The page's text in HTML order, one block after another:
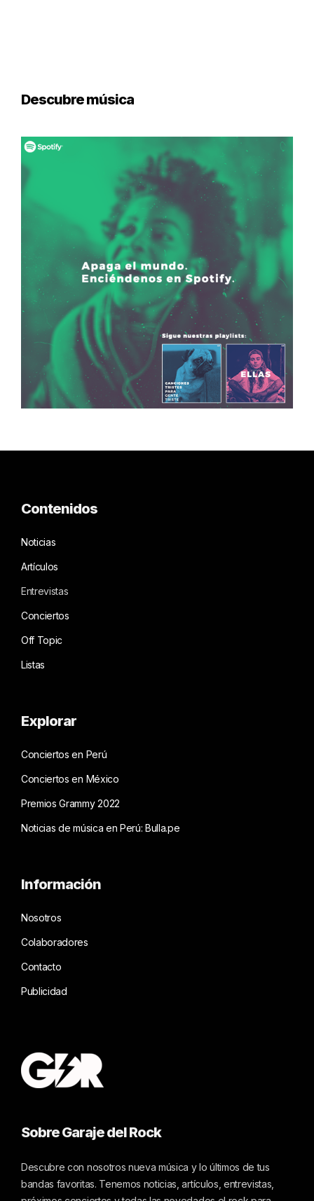
Descubre música
Contenidos
Noticias
Artículos
Entrevistas
Conciertos
Off Topic
Listas
Explorar
Conciertos en Perú
Conciertos en México
Premios Grammy 2022
Noticias de música en Perú: Bulla.pe
Información
Nosotros
Colaboradores
Contacto
Publicidad
Sobre Garaje del Rock
Descubre con nosotros nueva música y lo últimos de tus
bandas favoritas. Tenemos noticias, artículos, entrevistas,